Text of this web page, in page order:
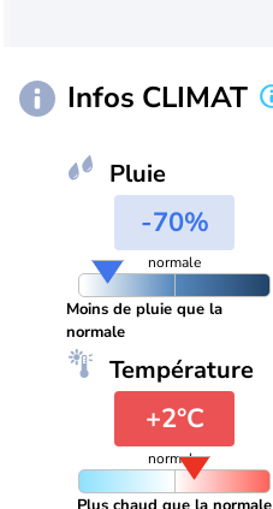
Infos CLIMAT
Pluie
-70%
normale
Moins de pluie que la
normale
Température
+2°C
normale